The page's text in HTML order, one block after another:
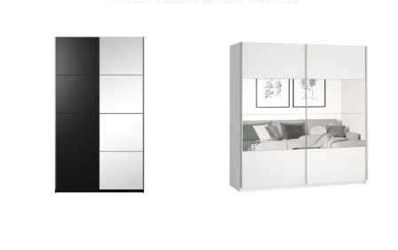
EOS
Dimensions 61x210x166